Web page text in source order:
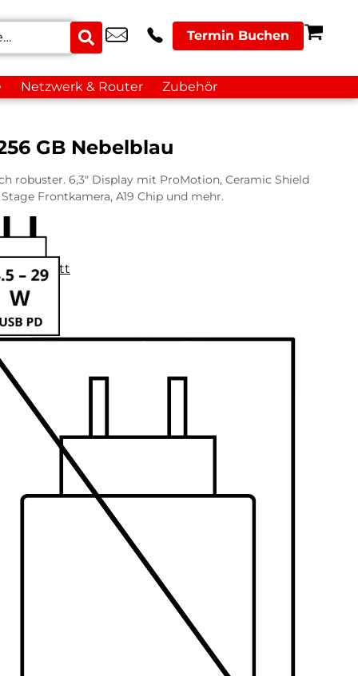
Termin Buchen
Netzwerk & Router Zubehör
GB Nebelblau
robuster. 6,3″ Display mit ProMotion, Ceramic Shield
Frontkamera, A19 Chip und mehr.